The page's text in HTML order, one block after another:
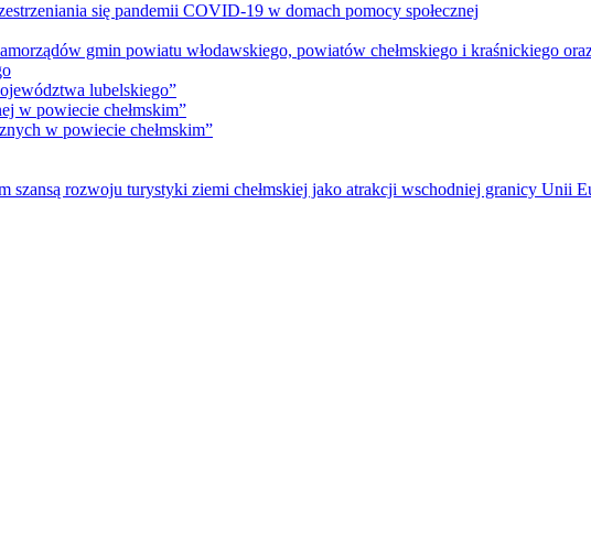
się pandemii COVID-19 w domach pomocy społecznej
gmin powiatu włodawskiego, powiatów chełmskiego i kraśnickiego
lubelskiego”
w powiecie chełmskim”
w powiecie chełmskim”
szansą rozwoju turystyki ziemi chełmskiej jako atrakcji wschodniej granicy Unii